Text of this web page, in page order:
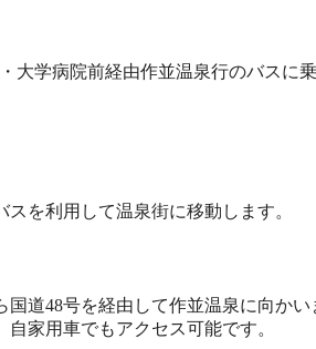
大学病院前経由作並温泉行のバスに乗
を利用して温泉街に移動します。
道48号を経由して作並温泉に向かい
家用車でもアクセス可能です。